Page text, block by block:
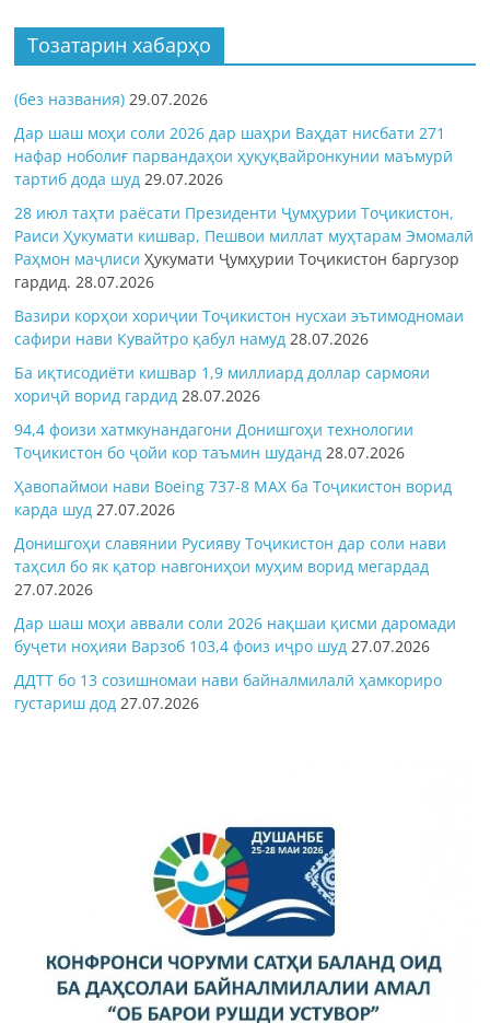
Тозатарин хабарҳо
(без названия) 29.07.2026
Дар шаш моҳи соли 2026 дар шаҳри Ваҳдат нисбати 271
нафар ноболиғ парвандаҳои ҳуқуқвайронкунии маъмурӣ
тартиб дода шуд 29.07.2026
28 июл таҳти раёсати Президенти Ҷумҳурии Тоҷикистон,
Раиси Ҳукумати кишвар, Пешвои миллат муҳтарам Эмомалӣ
Раҳмон маҷлисиҲукумати Ҷумҳурии Тоҷикистон баргузор
гардид.28.07.2026
Вазири корҳои хориҷии Тоҷикистон нусхаи эътимодномаи
сафири нави Кувайтро қабул намуд 28.07.2026
Ба иқтисодиёти кишвар 1,9 миллиард доллар сармояи
хориҷӣ ворид гардид 28.07.2026
94,4 фоизи хатмкунандагони Донишгоҳи технологии
Тоҷикистон бо ҷойи кор таъмин шуданд 28.07.2026
Ҳавопаймои нави Boeing 737-8 MAX ба Тоҷикистон ворид
карда шуд 27.07.2026
Донишгоҳи славянии Русияву Тоҷикистон дар соли нави
таҳсил бо як қатор навгониҳои муҳим ворид мегардад
27.07.2026
Дар шаш моҳи аввали соли 2026 нақшаи қисми даромади
буҷети ноҳияи Варзоб 103,4 фоиз иҷро шуд 27.07.2026
ДДТТ бо 13 созишномаи нави байналмилалӣ ҳамкориро
густариш дод 27.07.2026